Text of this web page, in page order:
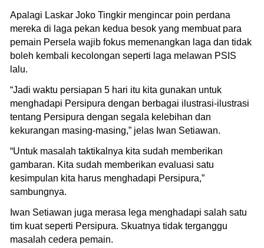
Apalagi Laskar Joko Tingkir mengincar poin perdana
mereka di laga pekan kedua besok yang membuat para
pemain Persela wajib fokus memenangkan laga dan tidak
boleh kembali kecolongan seperti laga melawan PSIS
lalu.
“Jadi waktu persiapan 5 hari itu kita gunakan untuk
menghadapi Persipura dengan berbagai ilustrasi-ilustrasi
tentang Persipura dengan segala kelebihan dan
kekurangan masing-masing,” jelas Iwan Setiawan.
“Untuk masalah taktikalnya kita sudah memberikan
gambaran. Kita sudah memberikan evaluasi satu
kesimpulan kita harus menghadapi Persipura,”
sambungnya.
Iwan Setiawan juga merasa lega menghadapi salah satu
tim kuat seperti Persipura. Skuatnya tidak terganggu
masalah cedera pemain.